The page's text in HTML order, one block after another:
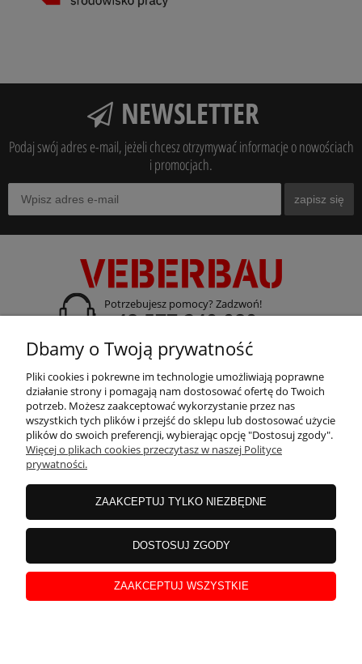
NEWSLETTER
Podaj swój adres e-mail, jeżeli chcesz otrzymywać informacje o nowościach
i promocjach.
zapisz się
Potrzebujesz pomocy? Zadzwoń!
+48 577 240 080
adres:
ul. Gdańska 14 A-B, 70-661 Szczecin
VEBERBAU
| Ogrodzenie budowlane tymczasowe | Bariery tymczasowe | Bariery
Dbamy o Twoją prywatność
Pliki cookies i pokrewne im technologie umożliwiają poprawne
działanie strony i pomagają nam dostosować ofertę do Twoich
potrzeb. Możesz zaakceptować wykorzystanie przez nas
wszystkich tych plików i przejść do sklepu lub dostosować użycie
plików do swoich preferencji, wybierając opcję "Dostosuj zgody".
Więcej o plikach cookies przeczytasz w naszej Polityce
prywatności.
ZAAKCEPTUJ TYLKO NIEZBĘDNE
DOSTOSUJ ZGODY
ZAAKCEPTUJ WSZYSTKIE